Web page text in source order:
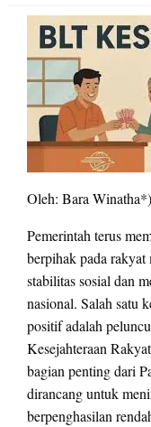
Oleh: Bara Winatha*)
Pemerintah terus
berpihak pada
stabilitas sosial dan
nasional. Salah satu
positif adalah
Kesejahteraan
bagian penting dari
dirancang untuk
berpenghasilan